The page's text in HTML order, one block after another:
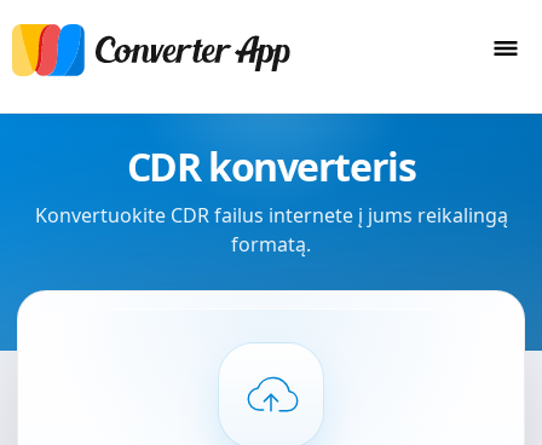
CDR konverteris
Konvertuokite CDR failus internete į jums reikalingą
formatą.